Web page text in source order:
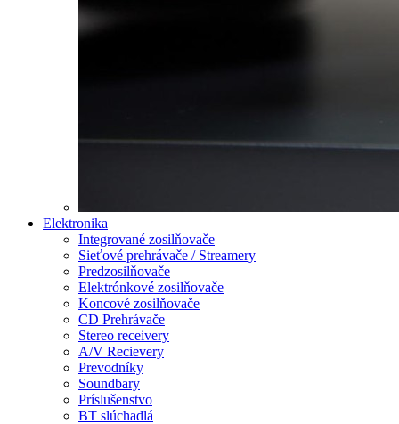
Elektronika
Integrované zosilňovače
Sieťové prehrávače / Streamery
Predzosilňovače
Elektrónkové zosilňovače
Koncové zosilňovače
CD Prehrávače
Stereo receivery
A/V Recievery
Prevodníky
Soundbary
Príslušenstvo
BT slúchadlá